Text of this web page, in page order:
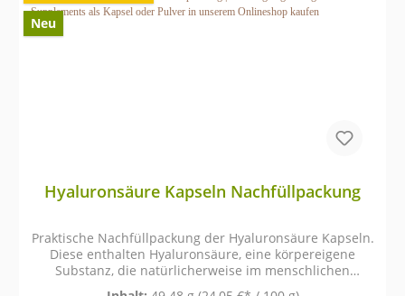
Neu
Hyaluronsäure Kapseln Nachfüllpackung
Praktische Nachfüllpackung der Hyaluronsäure Kapseln.
Diese enthalten Hyaluronsäure, eine körpereigene
Substanz, die natürlicherweise im menschlichen
Organismus vorkommt und vor allem im Bindegewebe,